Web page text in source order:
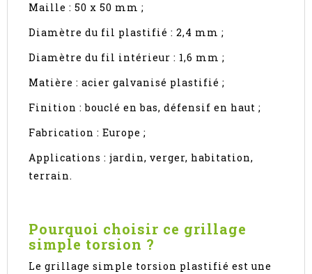
Maille : 50 x 50 mm ;
Diamètre du fil plastifié : 2,4 mm ;
Diamètre du fil intérieur : 1,6 mm ;
Matière : acier galvanisé plastifié ;
Finition : bouclé en bas, défensif en haut ;
Fabrication : Europe ;
Applications : jardin, verger, habitation,
terrain.
Pourquoi choisir ce grillage
simple torsion ?
Le grillage simple torsion plastifié est une